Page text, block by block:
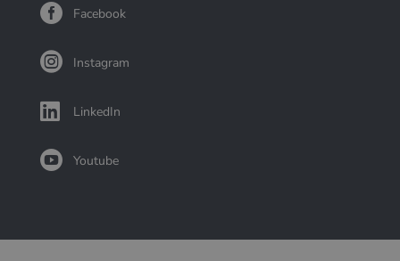
 Facebook
 Instagram
 LinkedIn
 Youtube